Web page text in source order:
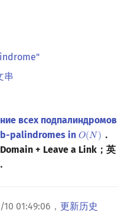
串
всех подпалиндромов
palindromes in 𝑂(𝑁)
O(N)
．
+ Leave a Link；英
01:49:06 ， 更新历史